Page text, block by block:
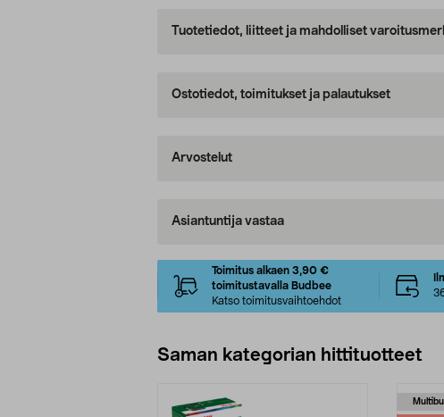
Tuotetiedot, liitteet ja mahdolliset
Ostotiedot, toimitukset ja palautukset
Arvostelut
Asiantuntija vastaa
Toimitus alkaen 3,90 €
toimitustavalla Budbee
Katso toimitusvaihtoehdot
Saman kategorian hittituotteet